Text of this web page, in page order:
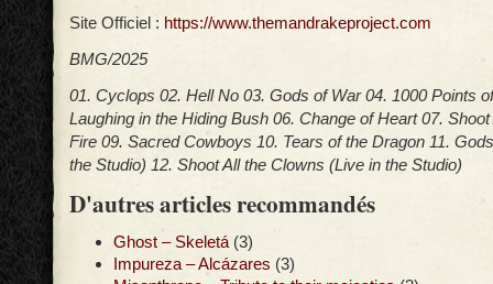
Site Officiel : https://www.themandrakeproject.com
BMG/2025
01. Cyclops 02. Hell No 03. Gods of War 04. 1000 Points
Laughing in the Hiding Bush 06. Change of Heart 07.
Fire 09. Sacred Cowboys 10. Tears of the Dragon 11.
the Studio) 12. Shoot All the Clowns (Live in the Studio)
D'autres articles recommandés
Ghost – Skeletá (3)
Impureza – Alcázares (3)